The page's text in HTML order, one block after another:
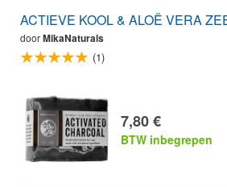
ACTIEVE KOOL & ALOË VERA
doorMikaNaturals
(1)
7,80 €
BTW inbegrepen